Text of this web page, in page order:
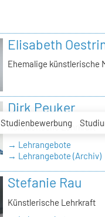
Studienbewerbung
Elisabeth
Ehemalige künstlerische
Dirk Peuker
Künstlerische Lehrkraft
→ Lehrangebote
→ Lehrangebote (Archiv)
Stefanie Rau
Künstlerische Lehrkraft